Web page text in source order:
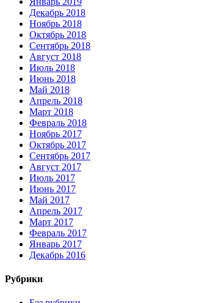
Декабрь 2018
Ноябрь 2018
Октябрь 2018
Сентябрь 2018
Август 2018
Июль 2018
Июнь 2018
Май 2018
Апрель 2018
Март 2018
Февраль 2018
Ноябрь 2017
Октябрь 2017
Сентябрь 2017
Август 2017
Июль 2017
Июнь 2017
Май 2017
Апрель 2017
Март 2017
Февраль 2017
Январь 2017
Декабрь 2016
Рубрики